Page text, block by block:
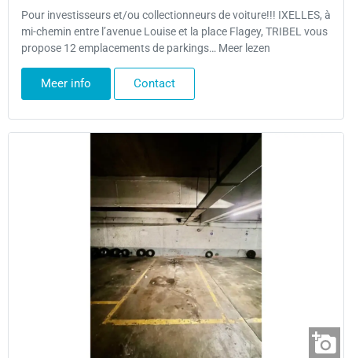
Pour investisseurs et/ou collectionneurs de voiture!!! IXELLES, à
mi-chemin entre l’avenue Louise et la place Flagey, TRIBEL vous
propose 12 emplacements de parkings… Meer lezen
Meer info Contact